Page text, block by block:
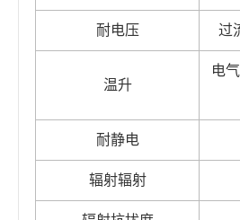
耐电压 过
温升
电
耐静电
辐射辐射